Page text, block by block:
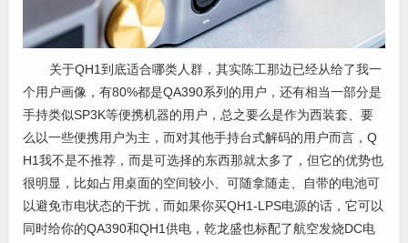
关于QH1到底适合哪类人群，其实陈工那边已经从给了我一
个用户画像，有80%都是QA390系列的用户，还有相当一部分是
手持类似SP3K等便携机器的用户，总之要么是作为西装套、要
么以一些便携用户为主，而对其他手持台式解码的用户而言，Q
H1我不是不推荐，而是可选择的东西那就太多了，但它的优势也
很明显，比如占用桌面的空间较小、可随拿随走、自带的电池可
以避免市电状态的干扰，而如果你买QH1-LPS电源的话，它可以
同时给你的QA390和QH1供电，乾龙盛也标配了航空发烧DC电